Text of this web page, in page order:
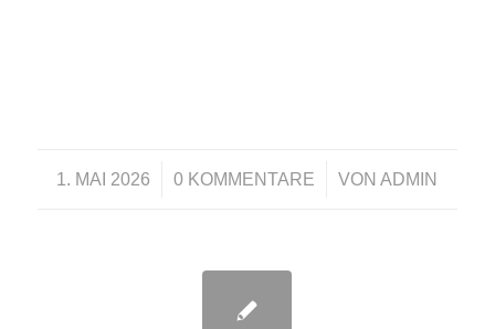
1. MAI 2026
/ 0 KOMMENTARE
/ VONADMIN